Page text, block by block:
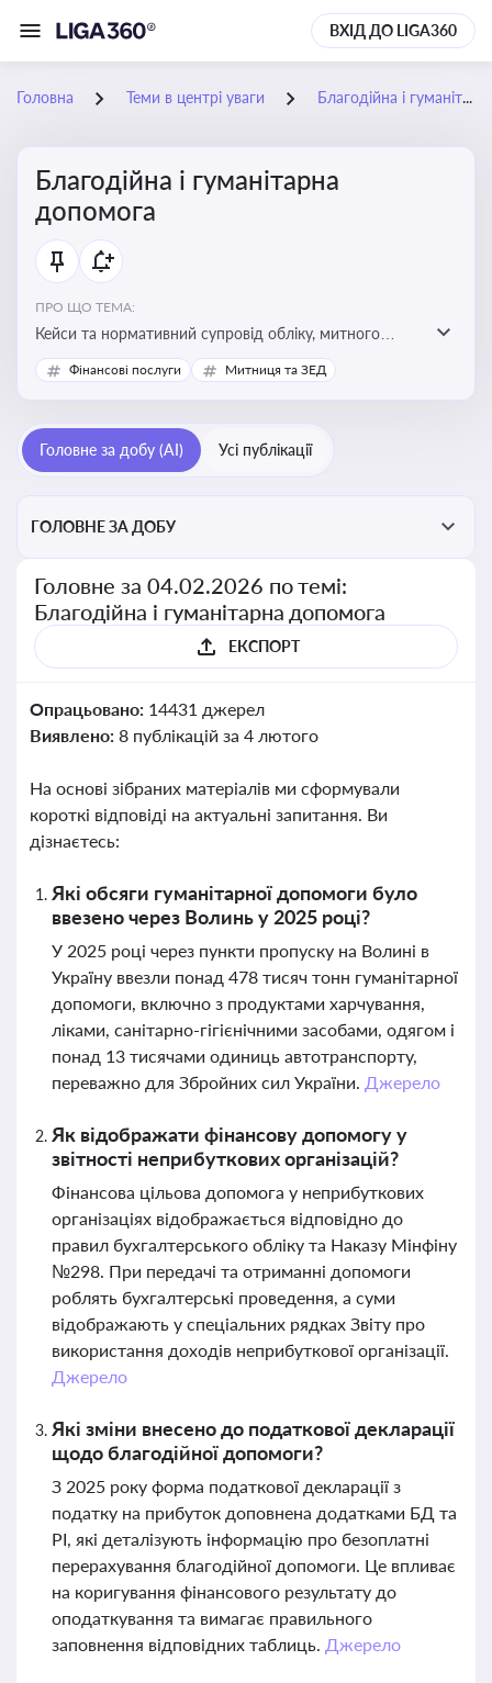
ВХІД ДО LIGA360
Головна Теми в центрі уваги Благодійна і гуманітарна допомога
Благодійна і гуманітарна
допомога
ПРО ЩО ТЕМА:
Кейси та нормативний супровід обліку, митного
оформлення, контролю та утилізації гуманітарної або
благодійної допомоги
Фінансові послуги Митниця та ЗЕД
Головне за добу (AI) Усі публікації
ГОЛОВНЕ ЗА ДОБУ
Головне за 04.02.2026 по темі:
Благодійна і гуманітарна допомога
ЕКСПОРТ
Опрацьовано: 14431 джерел
Виявлено: 8 публікацій за 4 лютого
На основі зібраних матеріалів ми сформували
короткі відповіді на актуальні запитання. Ви
дізнаєтесь:
Які обсяги гуманітарної допомоги було
ввезено через Волинь у 2025 році?
У 2025 році через пункти пропуску на Волині в
Україну ввезли понад 478 тисяч тонн гуманітарної
допомоги, включно з продуктами харчування,
ліками, санітарно-гігієнічними засобами, одягом і
понад 13 тисячами одиниць автотранспорту,
переважно для Збройних сил України. Джерело
Як відображати фінансову допомогу у
звітності неприбуткових організацій?
Фінансова цільова допомога у неприбуткових
організаціях відображається відповідно до
правил бухгалтерського обліку та Наказу Мінфіну
№298. При передачі та отриманні допомоги
роблять бухгалтерські проведення, а суми
відображають у спеціальних рядках Звіту про
використання доходів неприбуткової організації.
Джерело
Які зміни внесено до податкової декларації
щодо благодійної допомоги?
З 2025 року форма податкової декларації з
податку на прибуток доповнена додатками БД та
РІ, які деталізують інформацію про безоплатні
перерахування благодійної допомоги. Це впливає
на коригування фінансового результату до
оподаткування та вимагає правильного
заповнення відповідних таблиць. Джерело